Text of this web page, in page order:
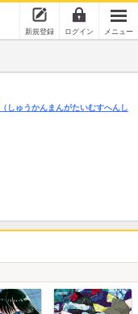
新規登録 ログイン メニュー
（しゅうかんまんがたいむすへんし